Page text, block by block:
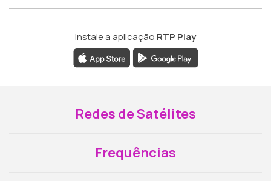
Instale a aplicação RTP Play
Redes de Satélites
Frequências